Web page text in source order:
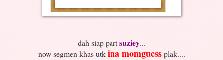
dah siap partsuziey...
now segmen khas utkina momguessplak....